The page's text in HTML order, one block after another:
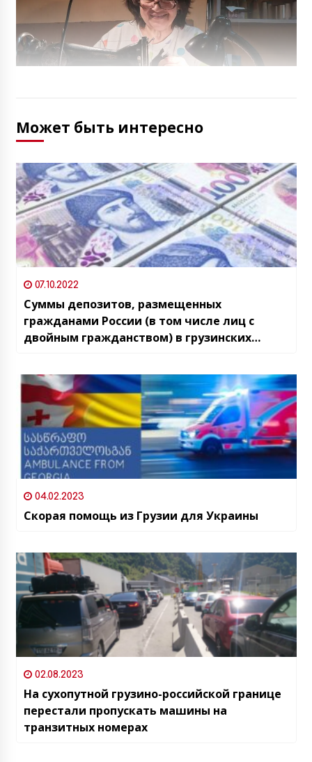
Может быть интересно
07.10.2022
Суммы депозитов, размещенных
гражданами России (в том числе лиц с
двойным гражданством) в грузинских
млрд лари (около 400 млн$)
04.02.2023
Скорая помощь из Грузии для Украины
02.08.2023
На сухопутной грузино-российской границе
перестали пропускать машины на
транзитных номерах